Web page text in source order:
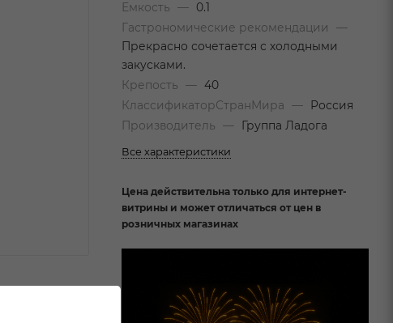
Емкость
—
0.1
Гастрономические рекомендации
—
Прекрасно сочетается с холодными
закусками.
Крепость
— 40
КлассификаторСтранМира
—
Россия
Производитель
— Группа Ладога
Все характеристики
Цена действительна только для интернет-
витрины и может отличаться от цен в
розничных магазинах